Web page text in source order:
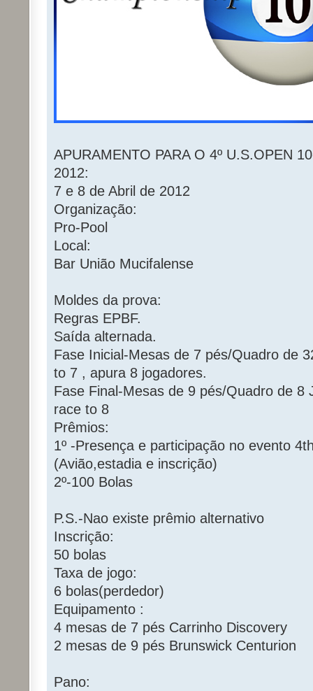
APURAMENTO PARA O 4º U.S.OPEN
2012:
7 e 8 de Abril de 2012
Organização:
Pro-Pool
Local:
Bar União Mucifalense
Moldes da prova:
Regras EPBF.
Saída alternada.
Fase Inicial-Mesas de 7 pés/Quadro de
to 7 , apura 8 jogadores.
Fase Final-Mesas de 9 pés/Quadro de 8
race to 8
Prêmios:
1º -Presença e participação no evento
(Avião,estadia e inscrição)
2º-100 Bolas
P.S.-Nao existe prêmio alternativo
Inscrição:
50 bolas
Taxa de jogo:
6 bolas(perdedor)
Equipamento :
4 mesas de 7 pés Carrinho Discovery
2 mesas de 9 pés Brunswick Centurion
Pano: